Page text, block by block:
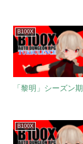
B100X
「黎明」シーズン
B100X